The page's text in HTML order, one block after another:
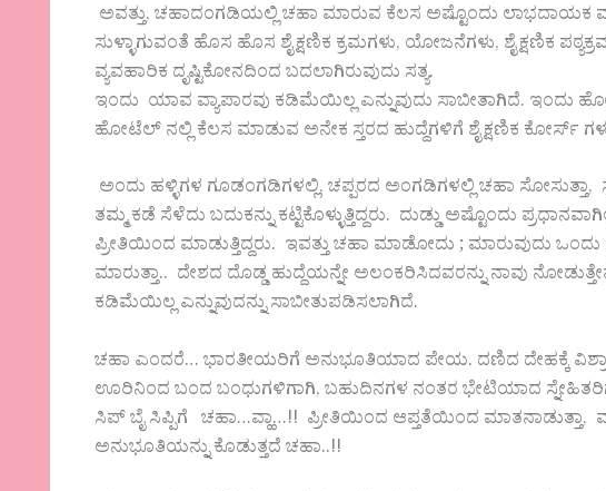
ಅವತ್ತು, ಚಹಾದಂಗಡಿಯಲ್ಲಿ ಚಹಾ ಮಾರುವ ಕೆಲಸ ಅಷ್ಟೊಂದು ಲಾಭದಾಯಕ
ಸುಳ್ಳಾಗುವಂತೆ ಹೊಸ ಹೊಸ ಶೈಕ್ಷಣಿಕ ಕ್ರಮಗಳು, ಯೋಜನೆಗಳು, ಶೈಕ್ಷಣಿಕ
ವ್ಯವಹಾರಿಕ ದೃಷ್ಟಿಕೋನದಿಂದ ಬದಲಾಗಿರುವುದು ಸತ್ಯ.
ಇಂದು ಯಾವ ವ್ಯಾಪಾರವು ಕಡಿಮೆಯಿಲ್ಲ ಎನ್ನುವುದು ಸಾಬೀತಾಗಿದೆ.
ಹೋಟೆಲ್ ನಲ್ಲಿ ಕೆಲಸ ಮಾಡುವ ಅನೇಕ ಸ್ತರದ ಹುದ್ದೆಗಳಿಗೆ ಶೈಕ್ಷಣಿಕ ಕೋರ್ಸ್
ಅಂದು ಹಳ್ಳಿಗಳ ಗೂಡಂಗಡಿಗಳಲ್ಲಿ, ಚಪ್ಪರದ ಅಂಗಡಿಗಳಲ್ಲಿ ಚಹಾ ಸೋಸುತ್ತಾ,
ತಮ್ಮ ಕಡೆ ಸೆಳೆದು ಬದುಕನ್ನು ಕಟ್ಟಿಕೊಳ್ಳುತ್ತಿದ್ದರು. ದುಡ್ಡು ಅಷ್ಟೊಂದು
ಪ್ರೀತಿಯಿಂದ ಮಾಡುತ್ತಿದ್ದರು. ಇವತ್ತು ಚಹಾ ಮಾಡೋದು ; ಮಾರುವುದು
ಮಾರುತ್ತಾ.. ದೇಶದ ದೊಡ್ಡ ಹುದ್ದೆಯನ್ನೇ ಅಲಂಕರಿಸಿದವರನ್ನು ನಾವು
ಕಡಿಮೆಯಿಲ್ಲ ಎನ್ನುವುದನ್ನು ಸಾಬೀತುಪಡಿಸಲಾಗಿದೆ.
ಚಹಾ ಎಂದರೆ… ಭಾರತೀಯರಿಗೆ ಅನುಭೂತಿಯಾದ ಪೇಯ. ದಣಿದ ದೇಹಕ್ಕೆ
ಊರಿನಿಂದ ಬಂದ ಬಂಧುಗಳಿಗಾಗಿ, ಬಹುದಿನಗಳ ನಂತರ ಭೇಟಿಯಾದ
ಸಿಪ್ ಬೈ ಸಿಪ್ಪಿಗೆ ಚಹಾ…ವ್ಹಾ…!! ಪ್ರೀತಿಯಿಂದ ಆಪ್ತತೆಯಿಂದ ಮಾತನಾಡುತ್ತಾ,
ಅನುಭೂತಿಯನ್ನು ಕೊಡುತ್ತದೆ ಚಹಾ..!!